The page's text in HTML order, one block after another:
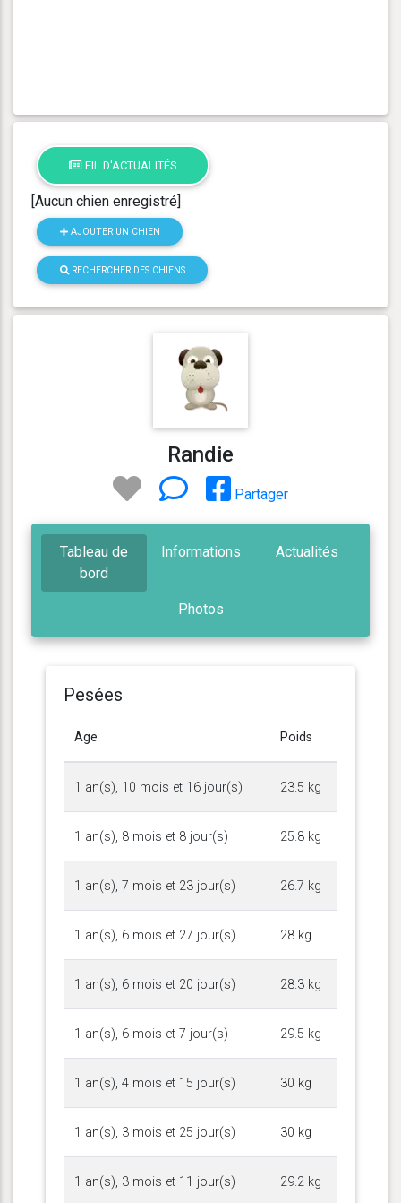
FIL D'ACTUALITÉS
[Aucun chien enregistré]
AJOUTER UN CHIEN
RECHERCHER DES CHIENS
Randie
Partager
Tableau de
bord
Informations Actualités
Photos
Pesées
Age Poids
1 an(s), 10 mois et 16 jour(s) 23.5 kg
1 an(s), 8 mois et 8 jour(s) 25.8 kg
1 an(s), 7 mois et 23 jour(s) 26.7 kg
1 an(s), 6 mois et 27 jour(s) 28 kg
1 an(s), 6 mois et 20 jour(s) 28.3 kg
1 an(s), 6 mois et 7 jour(s) 29.5 kg
1 an(s), 4 mois et 15 jour(s) 30 kg
1 an(s), 3 mois et 25 jour(s) 30 kg
1 an(s), 3 mois et 11 jour(s) 29.2 kg